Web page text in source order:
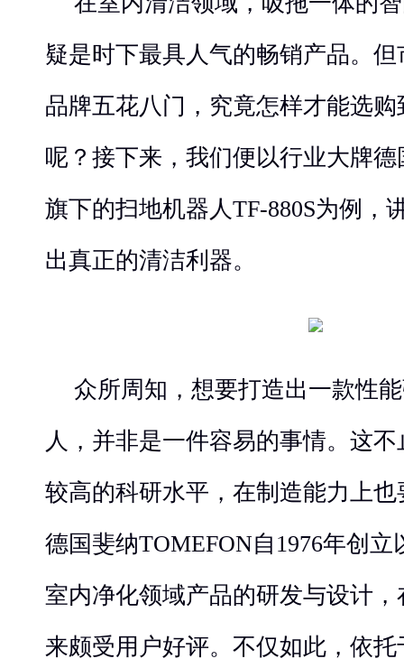
疑是时下最具人气的畅销产品。
品牌五花八门，究竟怎样才能选
呢？接下来，我们便以行业大牌德
旗下的扫地机器人TF-880S为例，
出真正的清洁利器。
众所周知，想要打造出一款性
人，并非是一件容易的事情。这
较高的科研水平，在制造能力上
德国斐纳TOMEFON自1976年创
室内净化领域产品的研发与设计
来颇受用户好评。不仅如此，依